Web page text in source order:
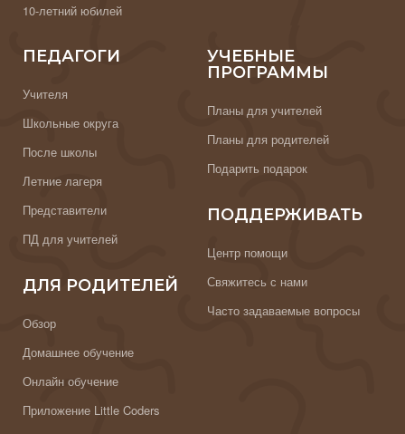
10-летний юбилей
ПЕДАГОГИ
Учителя
Школьные округа
После школы
Летние лагеря
Представители
ПД для учителей
ДЛЯ РОДИТЕЛЕЙ
Обзор
Домашнее обучение
Онлайн обучение
Приложение Little Coders
УЧЕБНЫЕ
ПРОГРАММЫ
Планы для учителей
Планы для родителей
Подарить подарок
ПОДДЕРЖИВАТЬ
Центр помощи
Свяжитесь с нами
Часто задаваемые вопросы